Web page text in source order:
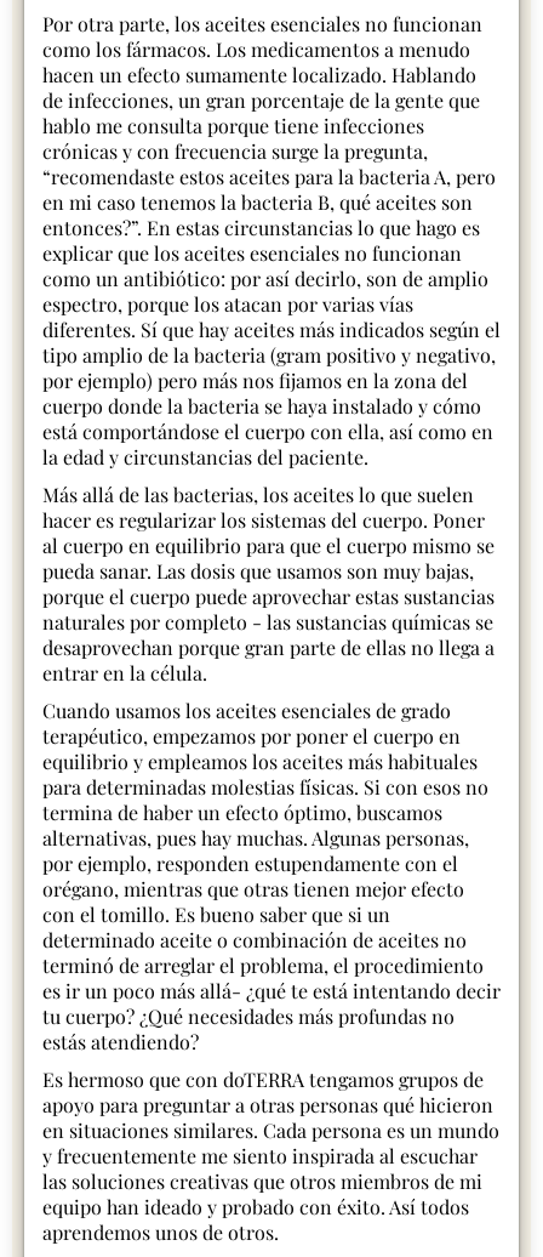
Por otra parte, los aceites esenciales no funcionan
como los fármacos. Los medicamentos a menudo
hacen un efecto sumamente localizado. Hablando
de infecciones, un gran porcentaje de la gente que
hablo me consulta porque tiene infecciones
crónicas y con frecuencia surge la pregunta,
“recomendaste estos aceites para la bacteria A, pero
en mi caso tenemos la bacteria B, qué aceites son
entonces?”. En estas circunstancias lo que hago es
explicar que los aceites esenciales no funcionan
como un antibiótico: por así decirlo, son de amplio
espectro, porque los atacan por varias vías
diferentes. Sí que hay aceites más indicados según el
tipo amplio de la bacteria (gram positivo y negativo,
por ejemplo) pero más nos fijamos en la zona del
cuerpo donde la bacteria se haya instalado y cómo
está comportándose el cuerpo con ella, así como en
la edad y circunstancias del paciente.
Más allá de las bacterias, los aceites lo que suelen
hacer es regularizar los sistemas del cuerpo. Poner
al cuerpo en equilibrio para que el cuerpo mismo se
pueda sanar. Las dosis que usamos son muy bajas,
porque el cuerpo puede aprovechar estas sustancias
naturales por completo - las sustancias químicas se
desaprovechan porque gran parte de ellas no llega a
entrar en la célula.
Cuando usamos los aceites esenciales de grado
terapéutico, empezamos por poner el cuerpo en
equilibrio y empleamos los aceites más habituales
para determinadas molestias físicas. Si con esos no
termina de haber un efecto óptimo, buscamos
alternativas, pues hay muchas. Algunas personas,
por ejemplo, responden estupendamente con el
orégano, mientras que otras tienen mejor efecto
con el tomillo. Es bueno saber que si un
determinado aceite o combinación de aceites no
terminó de arreglar el problema, el procedimiento
es ir un poco más allá- ¿qué te está intentando decir
tu cuerpo? ¿Qué necesidades más profundas no
estás atendiendo?
Es hermoso que con doTERRA tengamos grupos de
apoyo para preguntar a otras personas qué hicieron
en situaciones similares. Cada persona es un mundo
y frecuentemente me siento inspirada al escuchar
las soluciones creativas que otros miembros de mi
equipo han ideado y probado con éxito. Así todos
aprendemos unos de otros.